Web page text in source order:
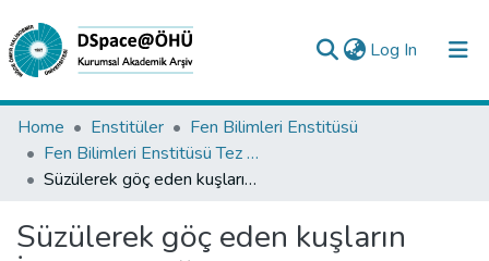
Log In (current)
Collections
All of DSpace
Analyze
Home Enstitüler
Fen Bilimleri Enstitüsü
Fen Bilimleri Enstitüsü Tez Koleksiyonu
Süzülerek göç eden kuşların İstanbul Boğazı'ndaki ilkbahar göçü
Süzülerek göç eden kuşların